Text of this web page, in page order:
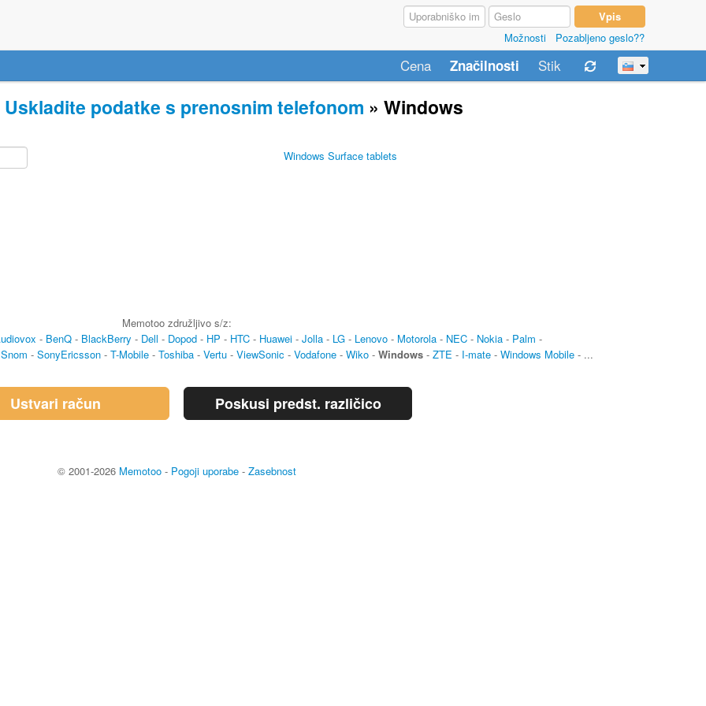
Možnosti Pozabljeno geslo??
Cena Značilnosti Stik
Uskladite podatke s prenosnim telefonom » Windows
Windows Surface tablets
Memotoo združljivo s/z:
- BenQ- BlackBerry - Dell - Dopod- HP - HTC- Huawei- Jolla- LG- Lenovo- Motorola- NEC- Nokia- Palm -
Snom - SonyEricsson- T-Mobile- Toshiba- Vertu- ViewSonic - Vodafone- Wiko- Windows- ZTE - I-mate- Windows Mobile- ...
Ustvari račun Poskusi predst. različico
© 2001-2026 Memotoo- Pogoji uporabe- Zasebnost